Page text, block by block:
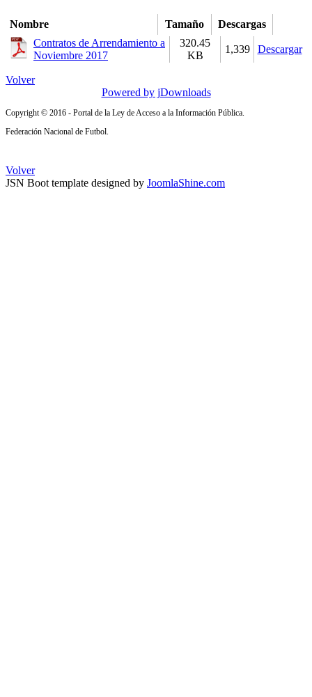
Nombre Tamaño
Descargas
Contratos de Arrendamiento a
Noviembre 2017
320.45
KB
1,339 Descargar
Volver
Powered by jDownloads
Copyright © 2016 - Portal de la Ley de Acceso a la Información Pública.
Federación Nacional de Futbol.
Volver
JSN Boot template designed by JoomlaShine.com